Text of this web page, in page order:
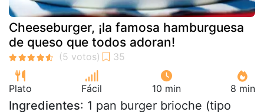
Cheeseburger, ¡la famosa hamburguesa
de queso que todos adoran!
Plato Fácil 10 min 8 min
Ingredientes: 1 pan burger brioche (tipo